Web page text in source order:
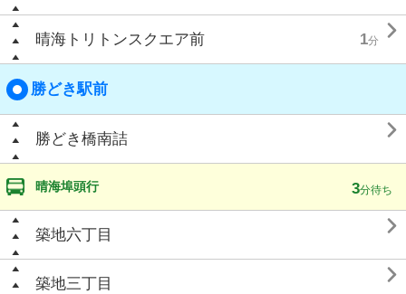
晴海トリトンスクエア前 1分 
勝どき駅前
勝どき橋南詰 
晴海埠頭行 3分待ち
築地六丁目 
築地三丁目 